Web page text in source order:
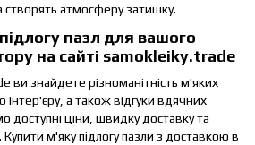
створять атмосферу затишку.
пазл для вашого
на сайті samokleiky.trade
ви знайдете різноманітність м'яких
інтер'єру, а також відгуки вдячних
доступні ціни, швидку доставку та
Купити м'яку підлогу пазли з доставкою в